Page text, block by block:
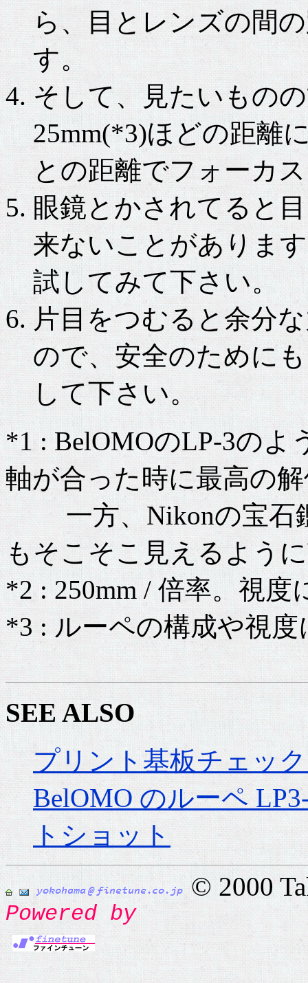
ら、目とレンズの間
す。
そして、見たいもの
25mm(*3)ほどの距離
との距離でフォーカ
眼鏡とかされてると
来ないことがありま
試してみて下さい。
片目をつむると余分
ので、安全のために
して下さい。
*1 : BelOMOのLP-3のよ
軸が合った時に最高の
一方、Nikonの宝石
もそこそこ見えるよう
*2 : 250mm / 倍率。視
*3 : ルーペの構成や視
SEE ALSO
プリント基板チェッ
BelOMO のルーペ
トショット
© 2000
Powered by